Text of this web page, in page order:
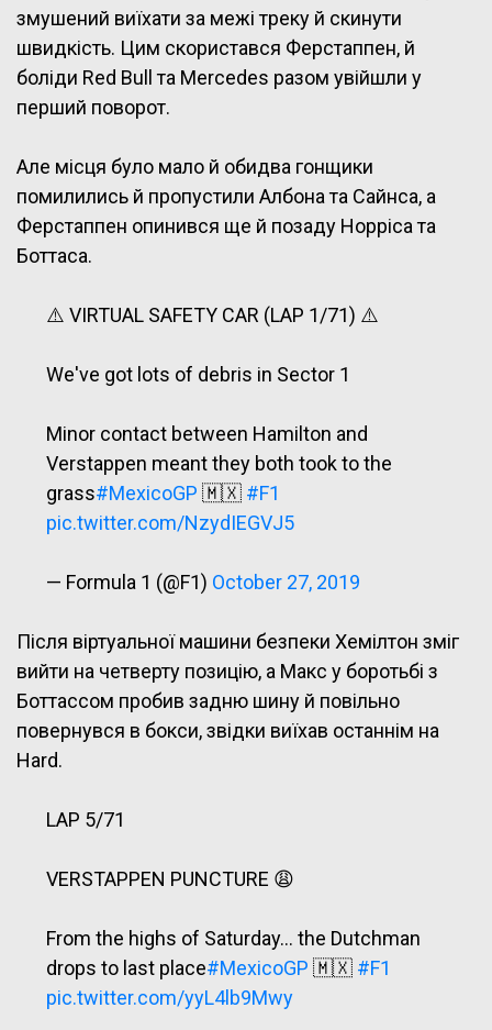
змушений виїхати за межі треку й скинути
швидкість. Цим скористався Ферстаппен, й
боліди Red Bull та Mercedes разом увійшли у
перший поворот.
Але місця було мало й обидва гонщики
помилились й пропустили Албона та Сайнса, а
Ферстаппен опинився ще й позаду Норріса та
Боттаса.
⚠️ VIRTUAL SAFETY CAR (LAP 1/71) ⚠️
We've got lots of debris in Sector 1
Minor contact between Hamilton and
Verstappen meant they both took to the
grass#MexicoGP 🇲🇽 #F1
pic.twitter.com/NzydIEGVJ5
— Formula 1 (@F1) October 27, 2019
Після віртуальної машини безпеки Хемілтон зміг
вийти на четверту позицію, а Макс у боротьбі з
Боттассом пробив задню шину й повільно
повернувся в бокси, звідки виїхав останнім на
Hard.
LAP 5/71
VERSTAPPEN PUNCTURE 😩
From the highs of Saturday… the Dutchman
drops to last place#MexicoGP 🇲🇽 #F1
pic.twitter.com/yyL4lb9Mwy